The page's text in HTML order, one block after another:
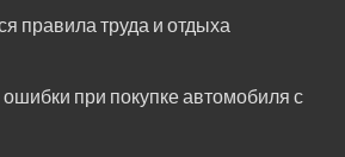
правила труда и отдыха
при покупке автомобиля с